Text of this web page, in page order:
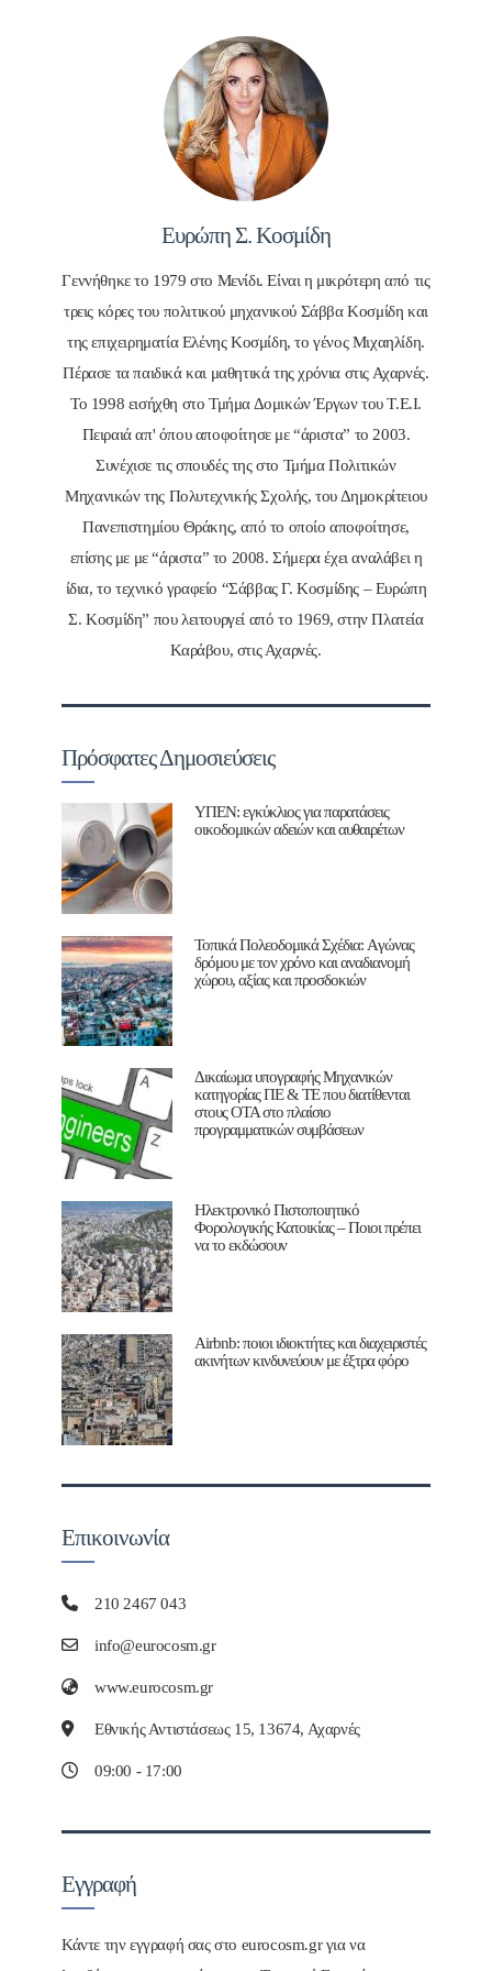
Ευρώπη Σ. Κοσμίδη
Γεννήθηκε το 1979 στο Μενίδι. Είναι η μικρότερη από τις
τρεις κόρες του πολιτικού μηχανικού Σάββα Κοσμίδη και
της επιχειρηματία Ελένης Κοσμίδη, το γένος Μιχαηλίδη.
Πέρασε τα παιδικά και μαθητικά της χρόνια στις Αχαρνές.
Το 1998 εισήχθη στο Τμήμα Δομικών Έργων του Τ.Ε.Ι.
Πειραιά απ' όπου αποφοίτησε με “άριστα” το 2003.
Συνέχισε τις σπουδές της στο Τμήμα Πολιτικών
Μηχανικών της Πολυτεχνικής Σχολής, του Δημοκρίτειου
Πανεπιστημίου Θράκης, από το οποίο αποφοίτησε,
επίσης με με “άριστα” το 2008. Σήμερα έχει αναλάβει η
ίδια, το τεχνικό γραφείο “Σάββας Γ. Κοσμίδης – Ευρώπη
Σ. Κοσμίδη” που λειτουργεί από το 1969, στην Πλατεία
Καράβου, στις Αχαρνές.
Πρόσφατες Δημοσιεύσεις
ΥΠΕΝ: εγκύκλιος για παρατάσεις
οικοδομικών αδειών και αυθαιρέτων
Τοπικά Πολεοδομικά Σχέδια: Aγώνας
δρόμου με τον χρόνο και αναδιανομή
χώρου, αξίας και προσδοκιών
Δικαίωμα υπογραφής Μηχανικών
κατηγορίας ΠΕ & ΤΕ που διατίθενται
στους ΟΤΑ στο πλαίσιο
προγραμματικών συμβάσεων
Ηλεκτρονικό Πιστοποιητικό
Φορολογικής Κατοικίας – Ποιοι πρέπει
να το εκδώσουν
Airbnb: ποιοι ιδιοκτήτες και διαχειριστές
ακινήτων κινδυνεύουν με έξτρα φόρο
Επικοινωνία
210 2467 043
info@eurocosm.gr
www.eurocosm.gr
Εθνικής Αντιστάσεως 15, 13674, Αχαρνές
09:00 - 17:00
Εγγραφή
Κάντε την εγγραφή σας στο eurocosm.gr για να